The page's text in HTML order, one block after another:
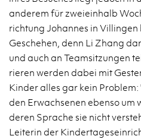
an­derem für zweiein­halb
rich­tung Jo­hannes in
Geschehen, denn Li Zhang
und auch an Team­sitzun­gen
ri­eren wer­den dabei mit
Kinder alles gar kein
den Erwach­se­nen ebenso um
deren Sprache sie nicht
Lei­t­erin der